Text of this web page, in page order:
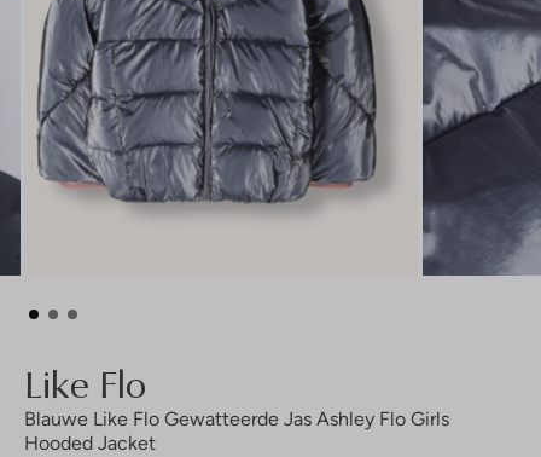
Like Flo
Blauwe Like Flo Gewatteerde Jas Ashley Flo Girls
Hooded Jacket